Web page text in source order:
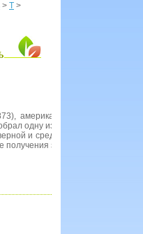
> Т >
американский ботаник и
одну из наиболее ценных
и средней части
получения звания ботаника